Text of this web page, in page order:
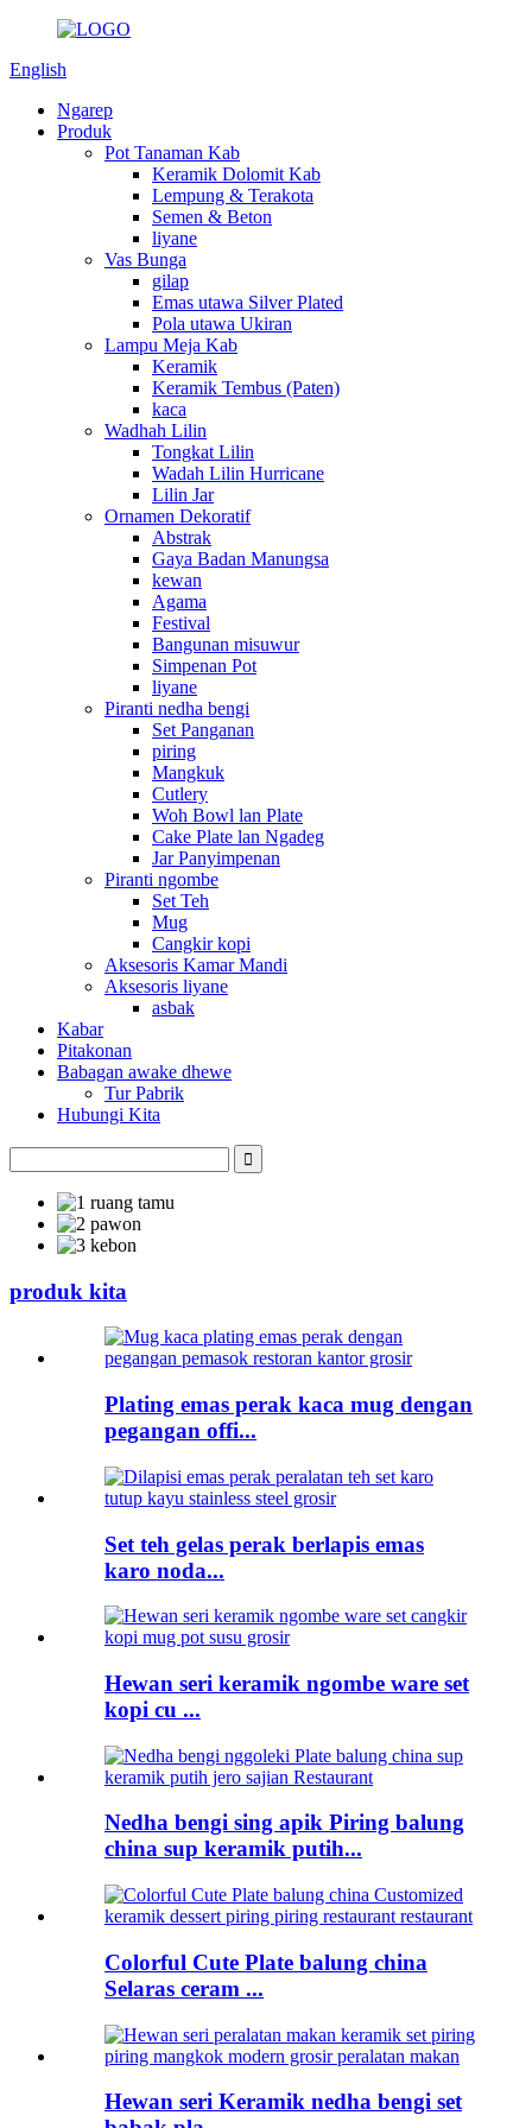
English
Ngarep
Produk
Pot Tanaman Kab
Keramik Dolomit Kab
Lempung & Terakota
Semen & Beton
liyane
Vas Bunga
gilap
Emas utawa Silver Plated
Pola utawa Ukiran
Lampu Meja Kab
Keramik
Keramik Tembus (Paten)
kaca
Wadhah Lilin
Tongkat Lilin
Wadah Lilin Hurricane
Lilin Jar
Ornamen Dekoratif
Abstrak
Gaya Badan Manungsa
kewan
Agama
Festival
Bangunan misuwur
Simpenan Pot
liyane
Piranti nedha bengi
Set Panganan
piring
Mangkuk
Cutlery
Woh Bowl lan Plate
Cake Plate lan Ngadeg
Jar Panyimpenan
Piranti ngombe
Set Teh
Mug
Cangkir kopi
Aksesoris Kamar Mandi
Aksesoris liyane
asbak
Kabar
Pitakonan
Babagan awake dhewe
Tur Pabrik
Hubungi Kita
produk kita
Plating emas perak kaca mug dengan
pegangan offi...
Set teh gelas perak berlapis emas
karo noda...
Hewan seri keramik ngombe ware set
kopi cu ...
Nedha bengi sing apik Piring balung
china sup keramik putih...
Colorful Cute Plate balung china
Selaras ceram ...
Hewan seri Keramik nedha bengi set